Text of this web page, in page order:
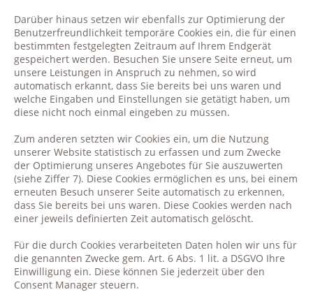
Darüber hinaus setzen wir ebenfalls zur Optimierung der
Benutzerfreundlichkeit temporäre Cookies ein, die für einen
bestimmten festgelegten Zeitraum auf Ihrem Endgerät
gespeichert werden. Besuchen Sie unsere Seite erneut, um
unsere Leistungen in Anspruch zu nehmen, so wird
automatisch erkannt, dass Sie bereits bei uns waren und
welche Eingaben und Einstellungen sie getätigt haben, um
diese nicht noch einmal eingeben zu müssen.
Zum anderen setzten wir Cookies ein, um die Nutzung
unserer Website statistisch zu erfassen und zum Zwecke
der Optimierung unseres Angebotes für Sie auszuwerten
(siehe Ziffer 7). Diese Cookies ermöglichen es uns, bei einem
erneuten Besuch unserer Seite automatisch zu erkennen,
dass Sie bereits bei uns waren. Diese Cookies werden nach
einer jeweils definierten Zeit automatisch gelöscht.
Für die durch Cookies verarbeiteten Daten holen wir uns für
die genannten Zwecke gem. Art. 6 Abs. 1 lit. a DSGVO Ihre
Einwilligung ein. Diese können Sie jederzeit über den
Consent Manager steuern.